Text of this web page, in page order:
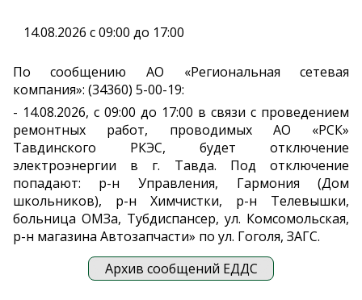
14.08.2026 с 09:00 до 17:00
По сообщению АО «Региональная сетевая
компания»: (34360) 5-00-19:
- 14.08.2026, с 09:00 до 17:00 в связи с проведением
ремонтных работ, проводимых АО «РСК»
Тавдинского РКЭС, будет отключение
электроэнергии в г. Тавда. Под отключение
попадают: р-н Управления, Гармония (Дом
школьников), р-н Химчистки, р-н Телевышки,
больница ОМЗа, Тубдиспансер, ул. Комсомольская,
р-н магазина Автозапчасти» по ул. Гоголя, ЗАГС.
Архив сообщений ЕДДС